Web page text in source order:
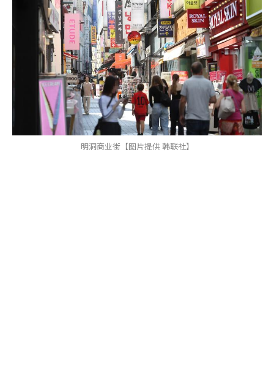
明洞商业街【图片提供 韩联社】